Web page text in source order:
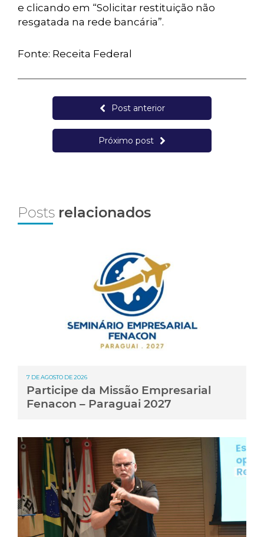
e clicando em “Solicitar restituição não
resgatada na rede bancária”.
Fonte: Receita Federal
Post anterior
Próximo post
Posts relacionados
7 DE AGOSTO DE 2026
Participe da Missão Empresarial
Fenacon – Paraguai 2027